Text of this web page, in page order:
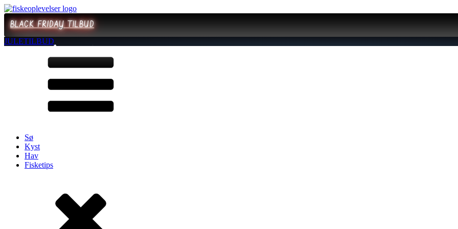
BLACK FRIDAY TILBUD
JULETILBUD
Sø
Kyst
Hav
Fisketips